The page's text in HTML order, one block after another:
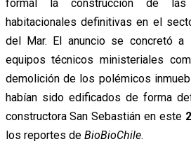
formal la construcción de las
habitacionales definitivas en el
del Mar. El anuncio se concretó
equipos técnicos ministeriales
demolición de los polémicos
habían sido edificados de forma
constructora San Sebastián en este
los reportes de BioBioChile.